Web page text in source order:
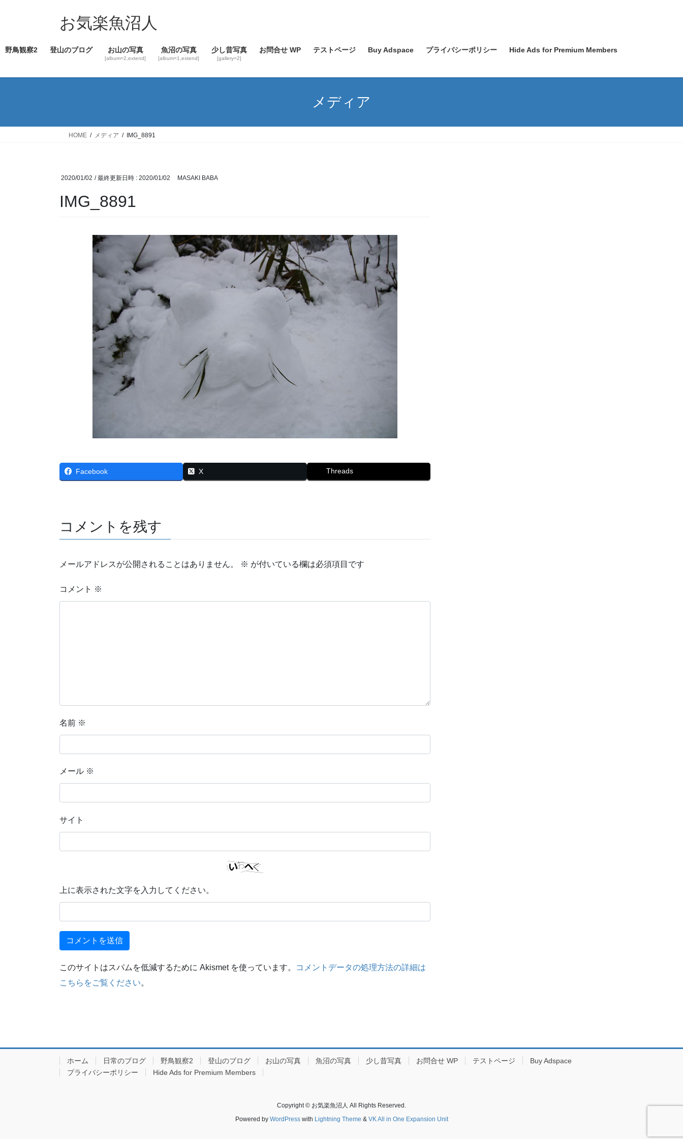
ツ
ス
シ
ン
お気楽魚沼人
野鳥観察2 登山のブログ お山の写真
[album=2,extend]
魚沼の写真
[album=1,extend]
少し昔写真
[gallery=2]
お問合せ WP テストページ Buy Adspace プライバシーポリシー Hide Ads for Premium Members
メディア
HOME メディア IMG_8891
2020/01/02 / 最終更新日時 : 2020/01/02 MASAKI BABA
IMG_8891
Facebook X Threads
コメントを残す
メールアドレスが公開されることはありません。 ※ が付いている欄は必須項目です
コメント ※
名前 ※
メール ※
サイト
上に表示された文字を入力してください。
このサイトはスパムを低減するために Akismet を使っています。
コメントデータの処理方法の詳細は
こちらをご覧ください。
ホーム 日常のブログ 野鳥観察2 登山のブログ お山の写真 魚沼の写真 少し昔写真 お問合せ WP テストページ
Buy Adspace
プライバシーポリシー
Hide Ads for Premium Members
Copyright © お気楽魚沼人 All Rights Reserved.
Powered by WordPresswith Lightning Theme & VK All in One Expansion Unit